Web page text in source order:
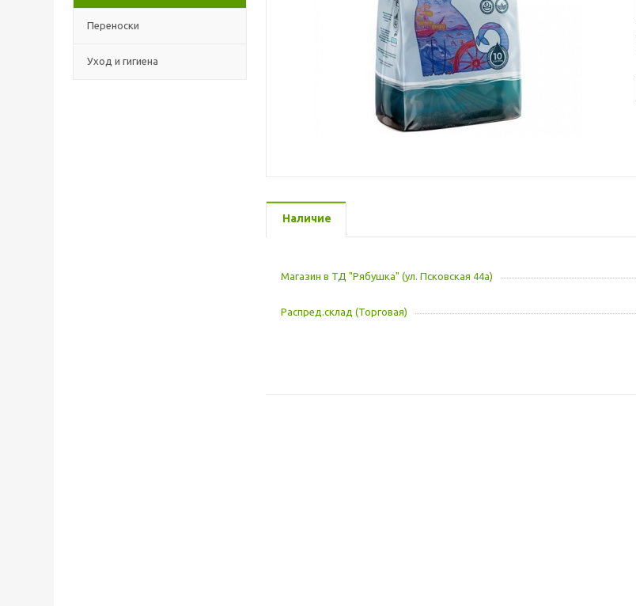
Переноски
Уход и гигиена
Наличие
Магазин в ТД "Рябушка" (ул. Псковская 44а)
Распред.склад (Торговая)